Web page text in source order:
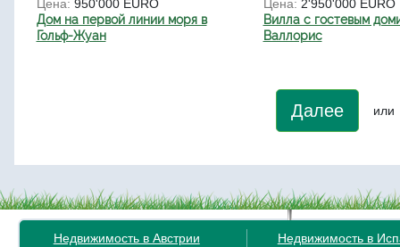
Цена: 950'000 EURO
Дом на первой линии моря в
Гольф-Жуан
Цена: 2'950'000 EURO
Вилла с гостевым
Валлорис
Далее или
Недвижимость в Австрии
Недвижимость в